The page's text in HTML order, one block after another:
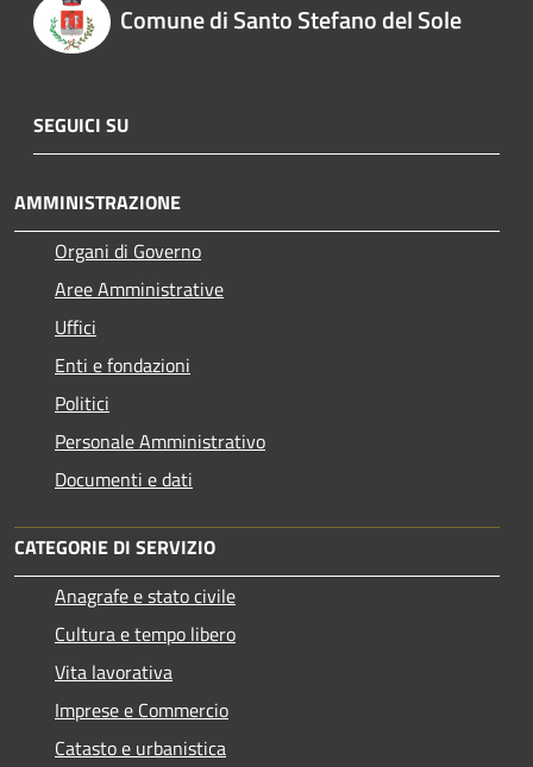
Comune di Santo Stefano del Sole
SEGUICI SU
AMMINISTRAZIONE
Organi di Governo
Aree Amministrative
Uffici
Enti e fondazioni
Politici
Personale Amministrativo
Documenti e dati
CATEGORIE DI SERVIZIO
Anagrafe e stato civile
Cultura e tempo libero
Vita lavorativa
Imprese e Commercio
Catasto e urbanistica